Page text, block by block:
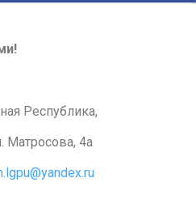
Республика,
Матросова, 4а